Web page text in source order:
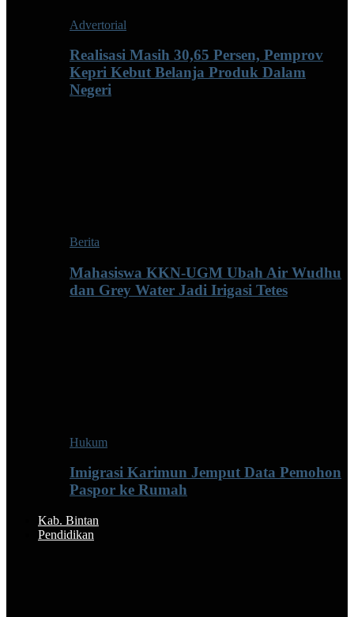
Advertorial
Realisasi Masih 30,65 Persen, Pemprov
Kepri Kebut Belanja Produk Dalam
Negeri
Berita
Mahasiswa KKN-UGM Ubah Air Wudhu
dan Grey Water Jadi Irigasi Tetes
Hukum
Imigrasi Karimun Jemput Data Pemohon
Paspor ke Rumah
Kab. Bintan
Pendidikan